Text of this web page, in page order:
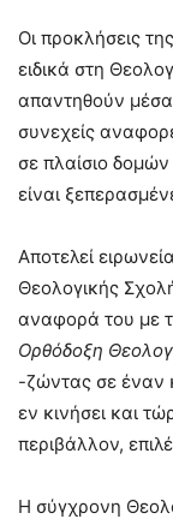
Οι προκλήσεις
ειδικά στη
απαντηθούν
συνεχείς
σε πλαίσιο
είναι
Αποτελεί
Θεολογικής
αναφορά του με
Ορθόδοξη
-ζώντας σε έναν
εν κινήσει και
περιβάλλον,
Η σύγχρονη